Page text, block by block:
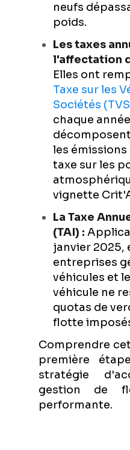
neufs
poids.
Les taxes
l'affectation
Elles ont
Taxe sur les
Sociétés
chaque
les émissions
taxe sur les
vignette
La Taxe
(TAI) :
janvier 2025,
entreprises
véhicules et
véhicule ne
quotas de
flotte
Comprendre
première
stratégie
gestion de
performante.